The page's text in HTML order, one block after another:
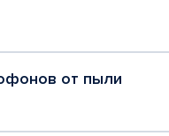
от пыли